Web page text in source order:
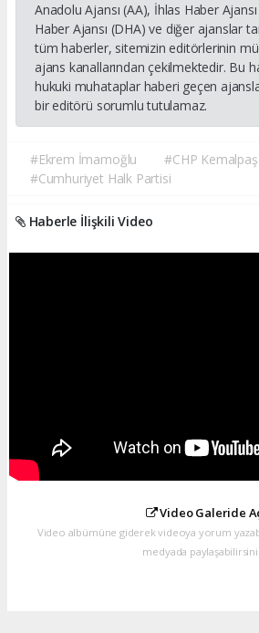
Anadolu Ajansı (AA), İhlas Haber
Haber Ajansı (DHA) ve diğer ajanslar
tüm haberler, sitemizin editörlerinin
ajans kanallarından çekilmektedir. Bu
hukuki muhataplar haberi geçen
bir editörü sorumlu tutulamaz.
#Ekrem İmamoğlu
#CHP
#Cumhuriyet Halk Partisi
Haberle İlişkili Video
Video Galeride
Video albümüne giderek videoya yorum
medyada